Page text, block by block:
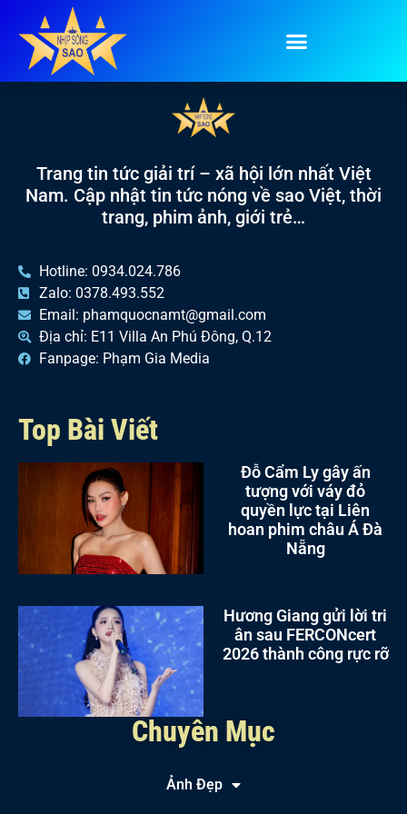
Tag:đẹp ngất ngây
Trang tin tức giải trí – xã hội lớn nhất Việt
Nam. Cập nhật tin tức nóng về sao Việt, thời
trang, phim ảnh, giới trẻ…
Hotline: 0934.024.786
Zalo: 0378.493.552
Email: phamquocnamt@gmail.com
Địa chỉ: E11 Villa An Phú Đông, Q.12
Fanpage: Phạm Gia Media
Top Bài Viết
Đỗ Cẩm Ly gây ấn
tượng với váy đỏ
quyền lực tại Liên
hoan phim châu Á Đà
Nẵng
Hương Giang gửi lời tri
ân sau FERCONcert
2026 thành công rực rỡ
Chuyên Mục
Ảnh Đẹp